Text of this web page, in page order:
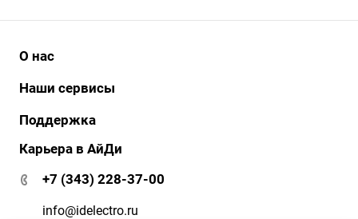
О нас
История
Сертификаты
АйДи-тур
Реквизиты
Наши сервисы
АйДи бизнес
АйДи-тур
ЭДО
Поддержка
Документация и ПО
Гарантия и сервис
Карьера в АйДи
+7 (343) 228-37-00
info@idelectro.ru